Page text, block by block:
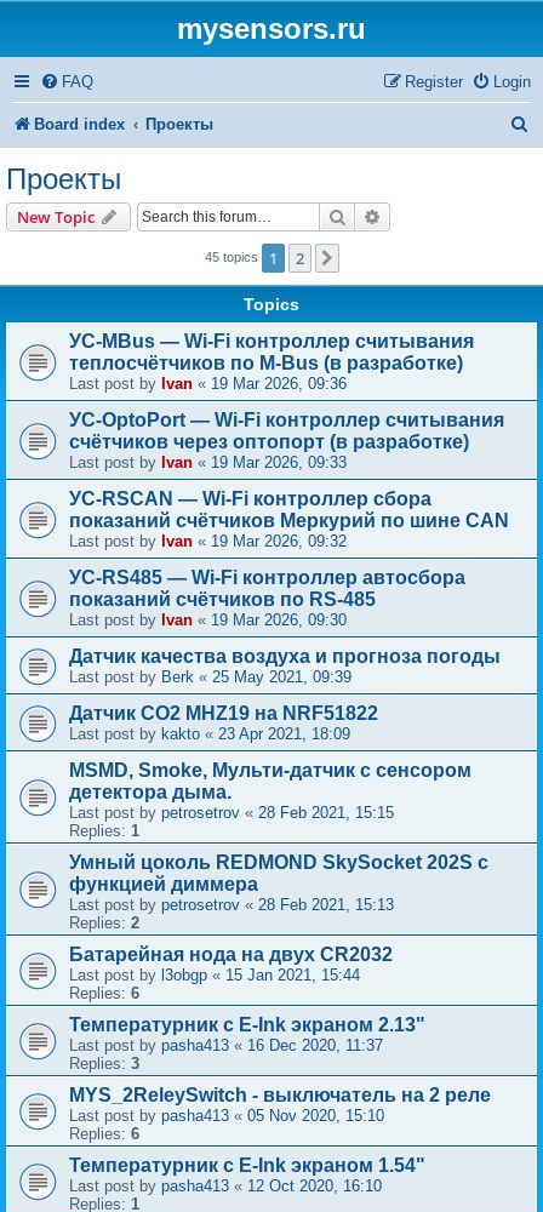
mysensors.ru
FAQ Login
Register
Board index Проекты
Проекты
New Topic Search
45 topics 1 2
Topics
УС-MBus — Wi-Fi контроллер считывания
теплосчётчиков по M-Bus (в разработке)
Last post by Ivan « 19 Mar 2026, 09:36
УС-OptoPort — Wi-Fi контроллер считывания
счётчиков через оптопорт (в разработке)
Last post by Ivan « 19 Mar 2026, 09:33
УС-RSCAN — Wi-Fi контроллер сбора
показаний счётчиков Меркурий по шине CAN
Last post by Ivan « 19 Mar 2026, 09:32
УС-RS485 — Wi-Fi контроллер автосбора
показаний счётчиков по RS-485
Last post by Ivan « 19 Mar 2026, 09:30
Датчик качества воздуха и прогноза погоды
Last post by Berk « 25 May 2021, 09:39
Датчик CO2 MHZ19 на NRF51822
Last post by kakto « 23 Apr 2021, 18:09
MSMD, Smoke, Мульти-датчик с сенсором
детектора дыма.
Last post by petrosetrov « 28 Feb 2021, 15:15
Replies: 1
Умный цоколь REDMOND SkySocket 202S с
функцией диммера
Last post by petrosetrov « 28 Feb 2021, 15:13
Replies: 2
Батарейная нода на двух CR2032
Last post by l3obgp « 15 Jan 2021, 15:44
Replies: 6
Температурник с E-Ink экраном 2.13"
Last post by pasha413 « 16 Dec 2020, 11:37
Replies: 3
MYS_2ReleySwitch - выключатель на 2 реле
Last post by pasha413 « 05 Nov 2020, 15:10
Replies: 6
Температурник с E-Ink экраном 1.54"
Last post by pasha413 « 12 Oct 2020, 16:10
Replies: 1